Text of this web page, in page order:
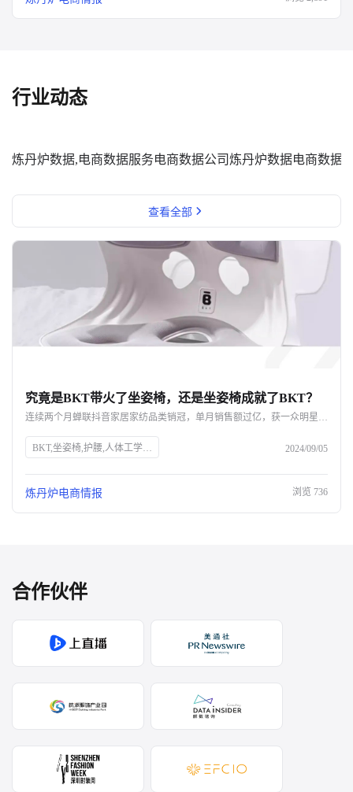
行业动态
炼丹炉数据,电商数据服务电商数据公司炼丹炉数据电商数据
查看全部
究竟是BKT带火了坐姿椅，还是坐姿椅成就了BKT？
连续两个月蝉联抖音家居家纺品类销冠，单月销售额过亿，获一众明星网红力挺，BKT如何凭借一款坐姿椅实现声量销量双开花？ 即便不断被质疑是“智商税”，好评率却依旧高达98%，成为打工人的新一代工位搭子，BKT坐姿椅爆单的背后，又命中了哪些网红密码？ 究竟是BKT带火了坐姿椅，还是坐姿椅成就了BKT呢？
BKT,坐姿椅,护腰,人体工学,抖音,家居家纺,销量,网红,品牌力,电商布局,直播带货,消费者需求 2024/09/05
炼丹炉电商情报 浏览 736
合作伙伴